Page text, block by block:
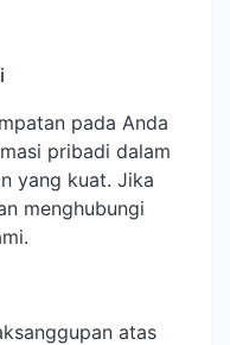
pada Anda
pribadi dalam
yang kuat. Jika
menghubungi
atas